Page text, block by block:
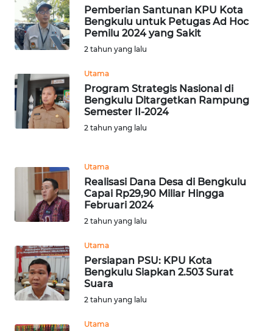
Pemberian Santunan KPU Kota
Bengkulu untuk Petugas Ad Hoc
Pemilu 2024 yang Sakit
2 tahun yang lalu
Utama
Program Strategis Nasional di
Bengkulu Ditargetkan Rampung
Semester II-2024
2 tahun yang lalu
Utama
Realisasi Dana Desa di Bengkulu
Capai Rp29,90 Miliar Hingga
Februari 2024
2 tahun yang lalu
Utama
Persiapan PSU: KPU Kota
Bengkulu Siapkan 2.503 Surat
Suara
2 tahun yang lalu
Utama
WN
DEPOK
TAPANULI
UTARA
WN
WN
PADANG
LAWAS
WN
CIANJUR